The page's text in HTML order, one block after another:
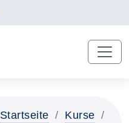
Startseite
Kurse